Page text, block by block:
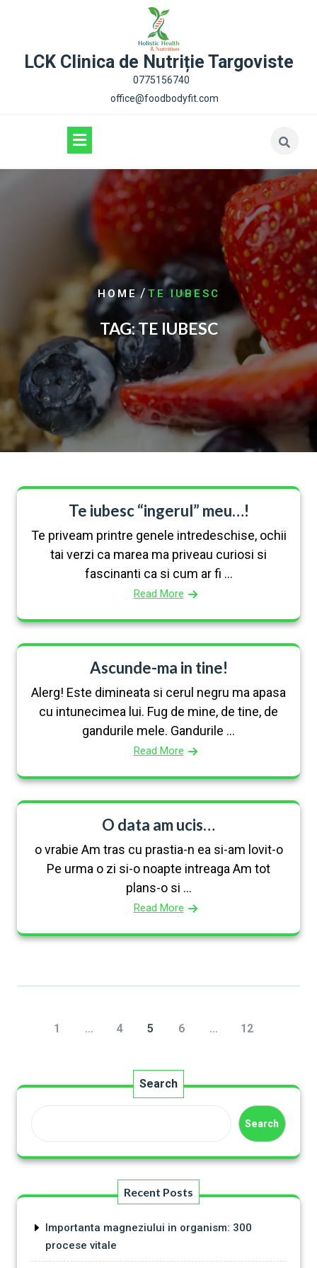
LCK Clinica de Nutriție Targoviste
0775156740
office@foodbodyfit.com
HOME/ TE IUBESC
TAG:TE IUBESC
Te iubesc “ingerul” meu…!
Te priveam printre genele intredeschise, ochii
tai verzi ca marea ma priveau curiosi si
fascinanti ca si cum ar fi ...
Read More
Ascunde-ma in tine!
Alerg! Este dimineata si cerul negru ma apasa
cu intunecimea lui. Fug de mine, de tine, de
gandurile mele. Gandurile ...
Read More
O data am ucis…
o vrabie Am tras cu prastia-n ea si-am lovit-o
Pe urma o zi si-o noapte intreaga Am tot
plans-o si ...
Read More
1 … 4 5 6 … 12
Search
Search
Recent Posts
Importanta magneziului in organism: 300
procese vitale